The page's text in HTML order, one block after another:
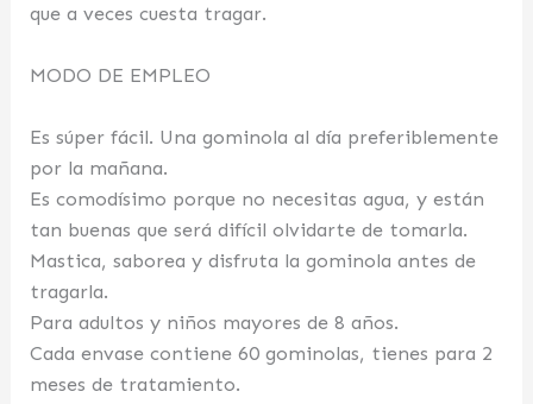
que a veces cuesta tragar.
MODO DE EMPLEO
Es súper fácil. Una gominola al día preferiblemente
por la mañana.
Es comodísimo porque no necesitas agua, y están
tan buenas que será difícil olvidarte de tomarla.
Mastica, saborea y disfruta la gominola antes de
tragarla.
Para adultos y niños mayores de 8 años.
Cada envase contiene 60 gominolas, tienes para 2
meses de tratamiento.